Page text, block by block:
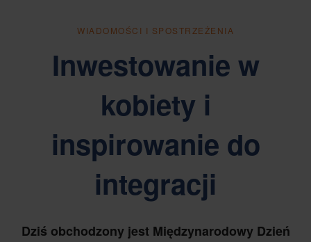
WIADOMOŚCI I SPOSTRZEŻENIA
Inwestowanie w
kobiety i
inspirowanie do
integracji
Dziś obchodzony jest Międzynarodowy Dzień